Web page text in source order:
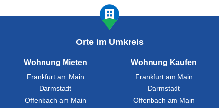
Orte im Umkreis
Wohnung Mieten
Frankfurt am Main
Darmstadt
Offenbach am Main
Wohnung Kaufen
Frankfurt am Main
Darmstadt
Offenbach am Main